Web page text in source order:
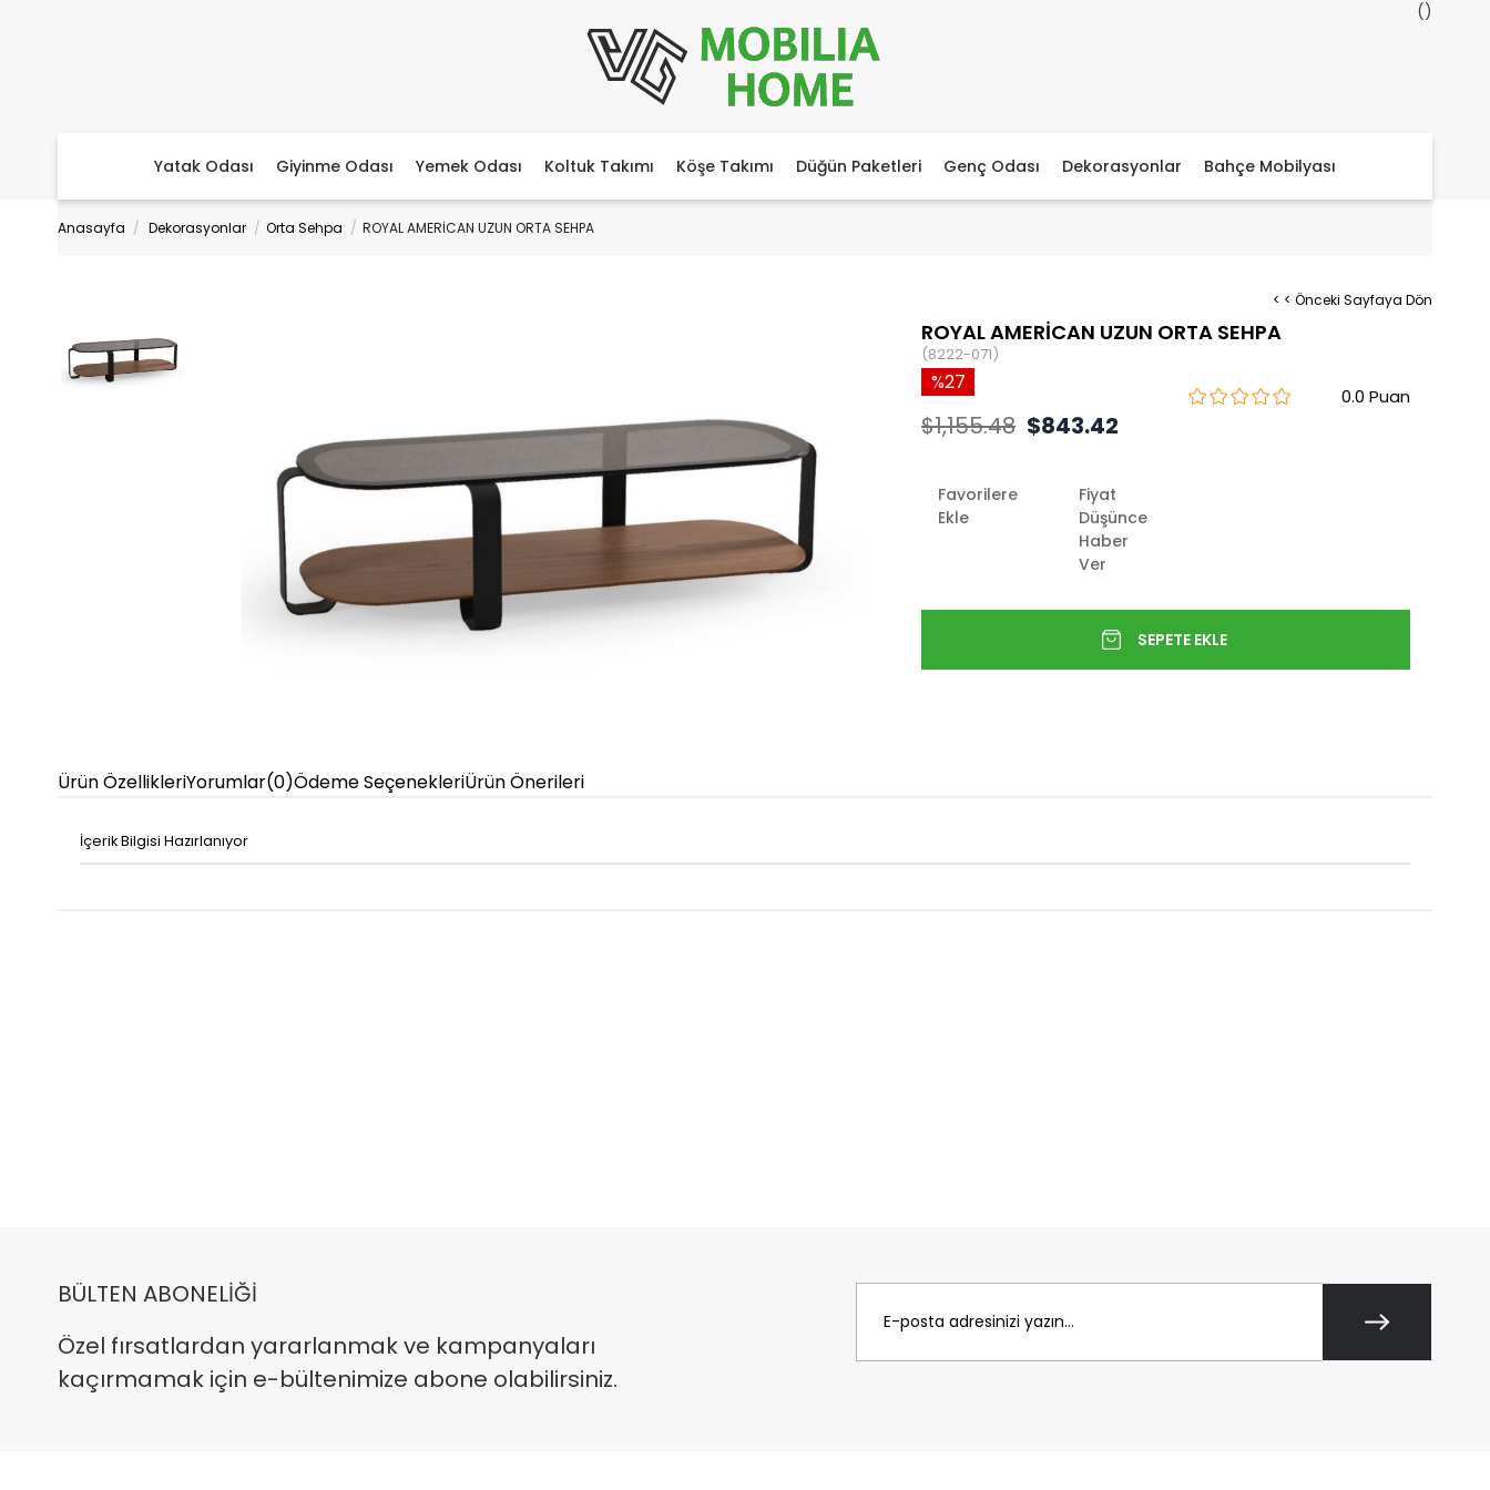
Yatak Odası Giyinme Odası Yemek Odası Koltuk Takımı Köşe Takımı Düğün Paketleri Genç Odası Dekorasyonlar Bahçe Mobilyası
Anasayfa Dekorasyonlar Orta Sehpa ROYAL AMERİCAN UZUN ORTA SEHPA
< < Önceki Sayfaya Dön
ROYAL AMERİCAN UZUN ORTA SEHPA
(8222-071)
0.0
27
$1,155.48 $843.42
Favorilere
Ekle
Fiyat
Düşünce
Haber
Ver
Ürün ÖzellikleriYorumlar(0)Ödeme SeçenekleriÜrün Önerileri
İçerik Bilgisi Hazırlanıyor
BÜLTEN ABONELİĞİ
Özel fırsatlardan yararlanmak ve kampanyaları
kaçırmamak için e-bültenimize abone olabilirsiniz.